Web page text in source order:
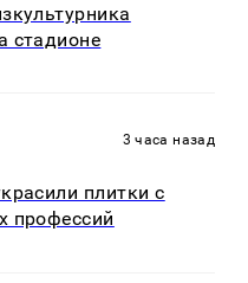
стадионе
3 часа назад
плитки с
профессий